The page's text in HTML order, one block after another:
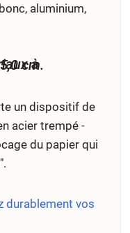
aluminium,
à 5,0 cm.
un dispositif de
acier trempé -
du papier qui
durablement vos